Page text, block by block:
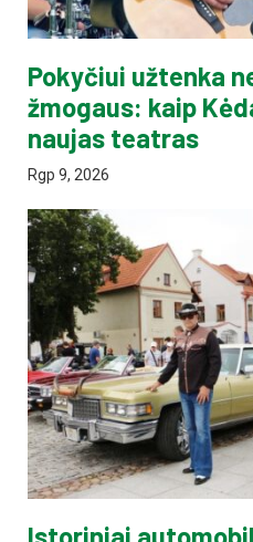
Pokyčiui užtenka
žmogaus: kaip
naujas teatras
Rgp 9, 2026